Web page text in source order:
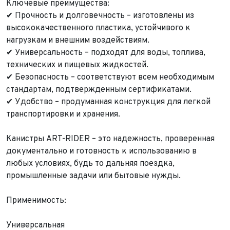
Ключевые преимущества:
✔ Прочность и долговечность – изготовлены из
высококачественного пластика, устойчивого к
нагрузкам и внешним воздействиям.
✔ Универсальность – подходят для воды, топлива,
технических и пищевых жидкостей.
✔ Безопасность – соответствуют всем необходимым
стандартам, подтвержденным сертификатами.
✔ Удобство – продуманная конструкция для легкой
транспортировки и хранения.
Канистры ART-RIDER – это надежность, проверенная
документально и готовность к использованию в
любых условиях, будь то дальняя поездка,
промышленные задачи или бытовые нужды.
Применимость:
Универсальная
Обратная связь
Имя*
Телефон*
Тема сообщения
Для Вашего удобства мы перезвоним Вам в рабочее
время, если будем знать Ваш часовой пояс.
ФИО*
Телефон*
E-mail*
Ваш город*
Марка и Модель*
Год выпуска*
Пробег*
Количество владельцев
Заявка на оценку
ФИО*
Телефон*
Марка и Модель
Год выпуска
Пробег
Количество владельцев
Ваше сообщение отправлено!